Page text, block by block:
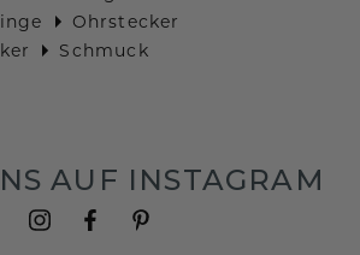
Ohrstecker
Schmuck
AUF INSTAGRAM